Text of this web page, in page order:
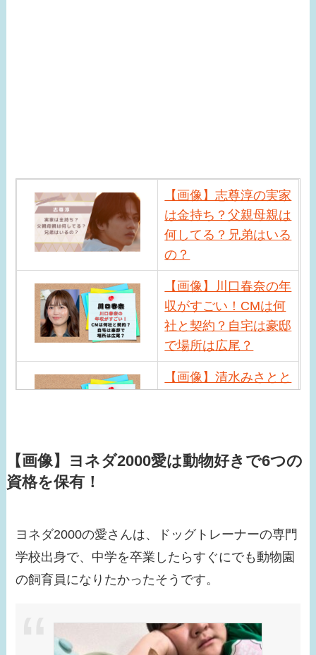
【画像】志尊淳の実家
は金持ち？父親母親は
何してる？兄弟はいる
の？
【画像】川口春奈の年
収がすごい！CMは何
社と契約？自宅は豪邸
で場所は広尾？
【画像】清水みさとと
【画像】小峠英二の年
【画像】小芝風花はド
ラマ共演者と似てる！
べらぼうでの問題シー
【画像】みちょぱの旦
【画像】ヨネダ2000愛は動物好きで6つの
資格を保有！
ヨネダ2000の愛さんは、ドッグトレーナーの専門
学校出身で、中学を卒業したらすぐにでも動物園
の飼育員になりたかったそうです。